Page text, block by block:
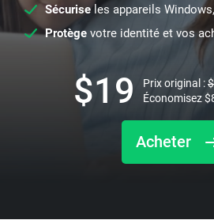
Sécuriseles appareils
Protège votre identité et vos
Acheter
$19 Prix original :$
Économisez$